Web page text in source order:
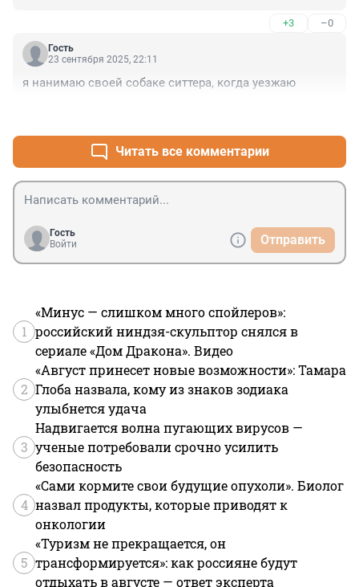
+3 –0
Гость
23 сентября 2025, 22:11
я нанимаю своей собаке ситтера, когда уезжаю
Читать все комментарии
Гость
Войти
Отправить
1
«Минус — слишком много спойлеров»:
российский ниндзя-скульптор снялся в
сериале «Дом Дракона». Видео
2
«Август принесет новые возможности»: Тамара
Глоба назвала, кому из знаков зодиака
улыбнется удача
3
Надвигается волна пугающих вирусов —
ученые потребовали срочно усилить
безопасность
4
«Сами кормите свои будущие опухоли». Биолог
назвал продукты, которые приводят к
онкологии
5
«Туризм не прекращается, он
трансформируется»: как россияне будут
отдыхать в августе — ответ эксперта